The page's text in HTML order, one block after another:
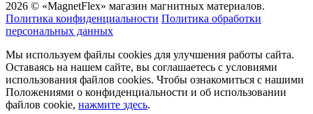
2026 © «MagnetFlex» магазин магнитных материалов.
Политика конфиденциальности Политика обработки
персональных данных
Мы используем файлы cookies для улучшения работы сайта.
Оставаясь на нашем сайте, вы соглашаетесь с условиями
использования файлов cookies. Чтобы ознакомиться с нашими
Положениями о конфиденциальности и об использовании
файлов cookie, нажмите здесь.